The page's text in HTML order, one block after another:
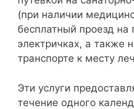
(при наличии
бесплатный проезд на
электричках, а также
транспорте к месту
Эти услуги
течение одного